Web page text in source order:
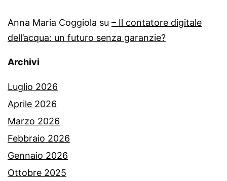
Anna Maria Coggiola su – Il contatore digitale
dell’acqua: un futuro senza garanzie?
Archivi
Luglio 2026
Aprile 2026
Marzo 2026
Febbraio 2026
Gennaio 2026
Ottobre 2025